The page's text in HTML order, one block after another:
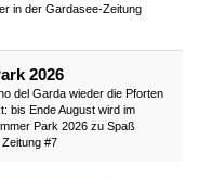
in der Gardasee-Zeitung
2026
del Garda wieder die Pforten
bis Ende August wird im
Park 2026 zu Spaß
#7